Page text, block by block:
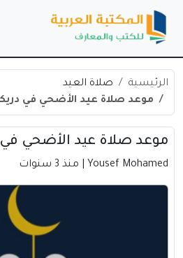
الرئيسية
صلاة العيد
موعد صلاة عيد الأضحي في دريكا |
موعد صلاة عيد الأضحي في
Yousef Mohamed | منذ 3 سنوات